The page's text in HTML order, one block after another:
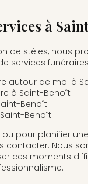
à
de stèles, nous
services
autour de moi à
à Saint-Benoît
Benoît
Benoît
pour planifier
contacter. Nous
ces moments